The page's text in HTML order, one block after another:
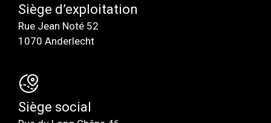
Siège d’exploitation
Rue Jean Noté 52
1070 Anderlecht
Siège social